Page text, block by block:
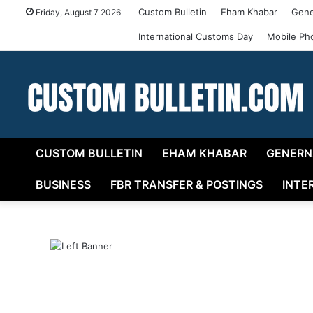
Friday, August 7 2026 Custom Bulletin Eham Khabar
International Customs Day Mobile
CUSTOM BULLETIN EHAM KHABAR
BUSINESS FBR TRANSFER & POSTINGS